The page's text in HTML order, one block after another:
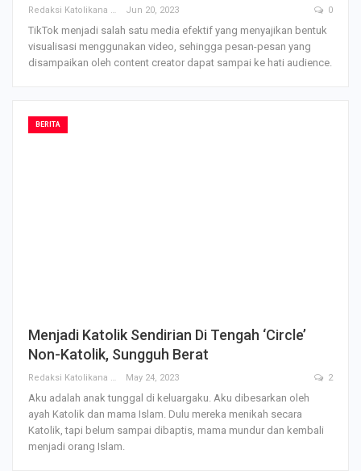
Redaksi Katolikana Jun 20, 2023 0
TikTok menjadi salah satu media efektif yang menyajikan bentuk
visualisasi menggunakan video, sehingga pesan-pesan yang
disampaikan oleh content creator dapat sampai ke hati audience.
BERITA
Menjadi Katolik Sendirian Di Tengah ‘Circle’
Non-Katolik, Sungguh Berat
Redaksi Katolikana May 24, 2023 2
Aku adalah anak tunggal di keluargaku. Aku dibesarkan oleh
ayah Katolik dan mama Islam. Dulu mereka menikah secara
Katolik, tapi belum sampai dibaptis, mama mundur dan kembali
menjadi orang Islam.